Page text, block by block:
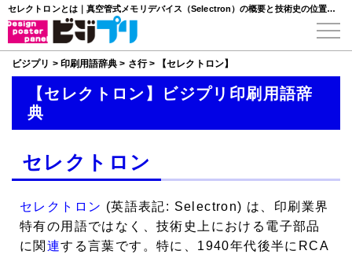
セレクトロンとは｜真空管式メモリデバイス（Selectron）の概要と技術史の位置づけ
ビジプリ > 印刷用語辞典 > さ行> 【セレクトロン】
【セレクトロン】ビジプリ印刷用語辞
典
セレクトロン
セレクトロン (英語表記: Selectron) は、印刷業界
特有の用語ではなく、技術史上における電子部品
に関 連する言葉です。特に、1940年代後半にRCA